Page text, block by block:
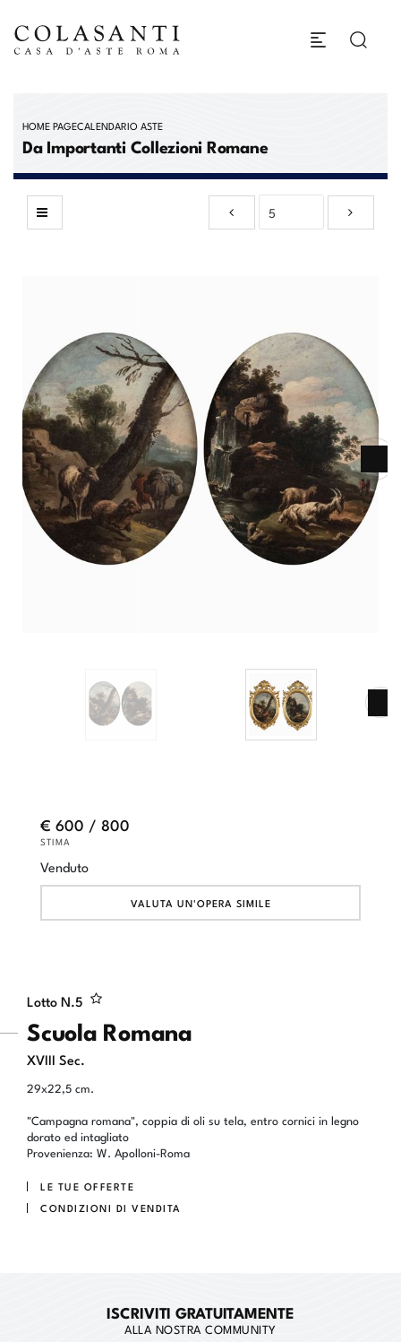
HOME PAGECALENDARIO ASTE
Da Importanti Collezioni Romane
Lotto N.5
Scuola Romana
XVIII Sec.
29x22,5 cm.
"Campagna romana", coppia di oli su tela, entro cornici in legno
dorato ed intagliato
Provenienza: W. Apolloni-Roma
LE TUE OFFERTE
CONDIZIONI DI VENDITA
€ 600 / 800
STIMA
Venduto
VALUTA UN'OPERA SIMILE
ISCRIVITI GRATUITAMENTE
ALLA NOSTRA COMMUNITY